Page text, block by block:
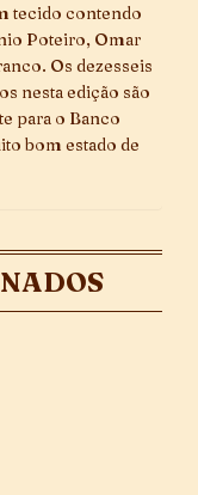
tecido contendo
Poteiro, Omar
Os dezesseis
nesta edição são
para o Banco
bom estado de